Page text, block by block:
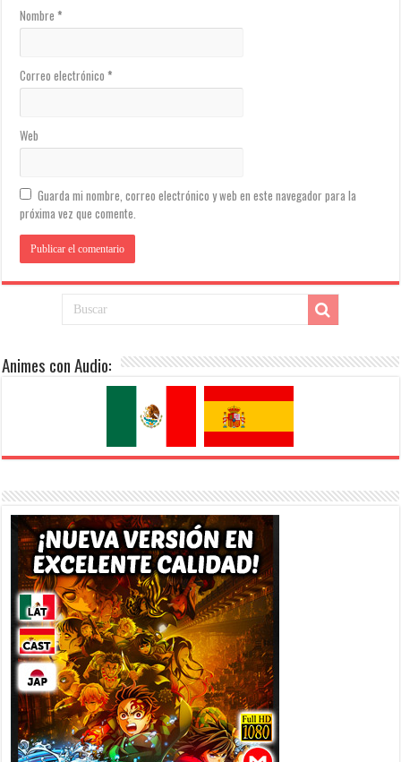
Nombre*
Correo electrónico*
Web
Guarda mi nombre, correo electrónico y web en este navegador para la
próxima vez que comente.
Animes con Audio: